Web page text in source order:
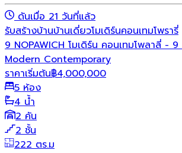
ดันเมื่อ 21 วันที่แล้ว
รับสร้างบ้านบ้านเดี่ยวโมเดิร์นคอนเทมโพรารี่
9 NOPAWICH โมเดิร์น คอนเทมโพลาลี่ - 9
Modern Contemporary
ราคาเริ่มต้น฿4,000,000
5 ห้อง
4 น้ำ
2 คัน
2 ชั้น
222 ตร.ม